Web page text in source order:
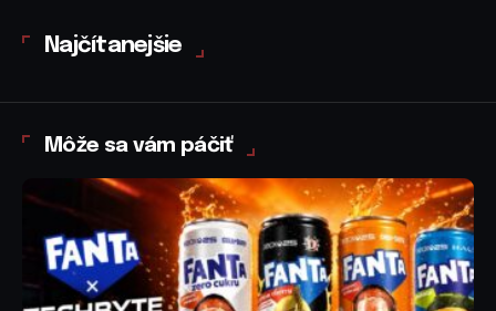
Najčítanejšie
Môže sa vám páčiť